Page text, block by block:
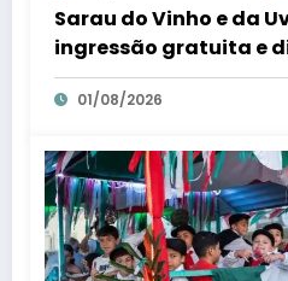
Sarau do Vinho e da
ingressão gratuita e
litros de suco em
Dia ES
01/08/2026